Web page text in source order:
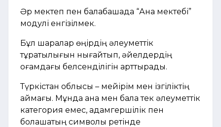
Әр мектеп пен балабақшада “Ана мектебі”
модулі енгізілмек.
Бұл шаралар өңірдің әлеуметтік
тұрақтылығын нығайтып, әйелдердің
қоғамдағы белсенділігін арттырады.
Түркістан облысы – мейірім мен ізгіліктің
аймағы. Мұнда ана мен бала тек әлеуметтік
категория емес, адамгершілік пен
болашақтың символы ретінде